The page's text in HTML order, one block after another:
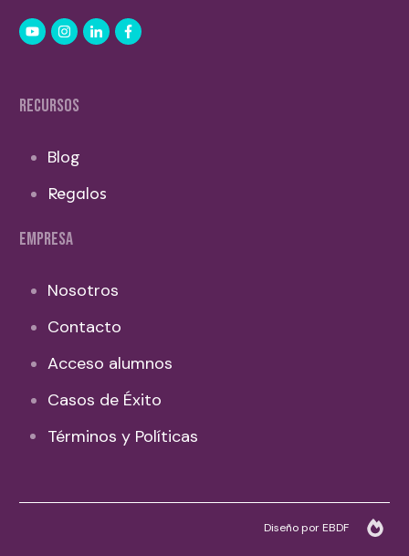
RECURSOS
Blog
Regalos
EMPRESA
Nosotros
Contacto
Acceso alumnos
Casos de Éxito
Términos y Políticas
Diseño por EBDF